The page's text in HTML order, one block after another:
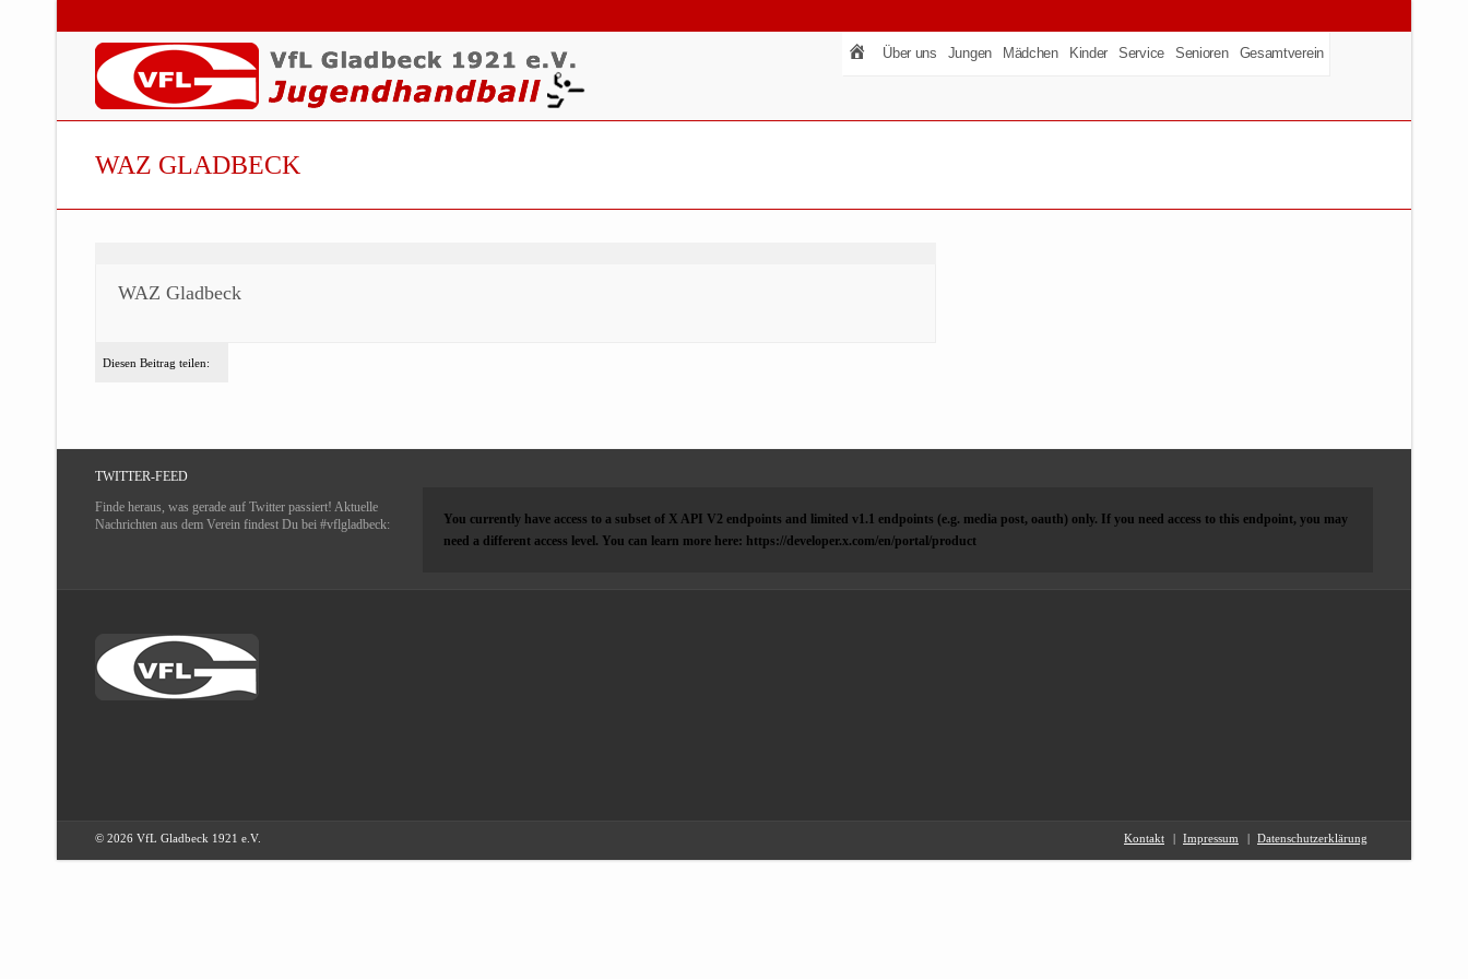
Über uns Jungen Mädchen Kinder Service Senioren Gesamtverein
WAZ GLADBECK
WAZ Gladbeck
Diesen Beitrag teilen:
TWITTER-FEED
Finde heraus, was gerade auf Twitter passiert! Aktuelle
Nachrichten aus dem Verein findest Du bei #vflgladbeck:
You currently have access to a subset of X API V2 endpoints and limited v1.1 endpoints (e.g. media post, oauth) only. If you need access to this endpoint, you may
need a different access level. You can learn more here: https://developer.x.com/en/portal/product
© 2026 VfL Gladbeck 1921 e.V. Kontakt Impressum Datenschutzerklärung